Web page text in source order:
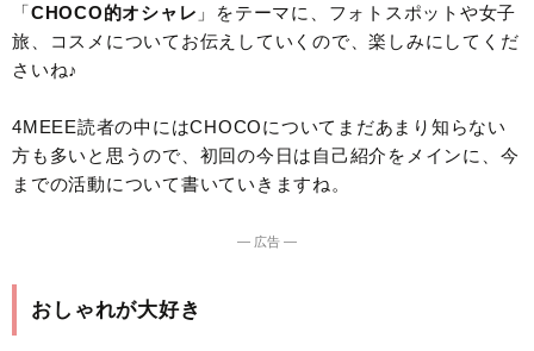
「CHOCO的オシャレ 」をテーマに、フォトスポットや女子
旅、コスメについてお伝えしていくので、楽しみにしてくだ
さいね♪
4MEEE読者の中にはCHOCOについてまだあまり知らない
方も多いと思うので、初回の今日は自己紹介をメインに、今
までの活動について書いていきますね。
― 広告 ―
おしゃれが大好き